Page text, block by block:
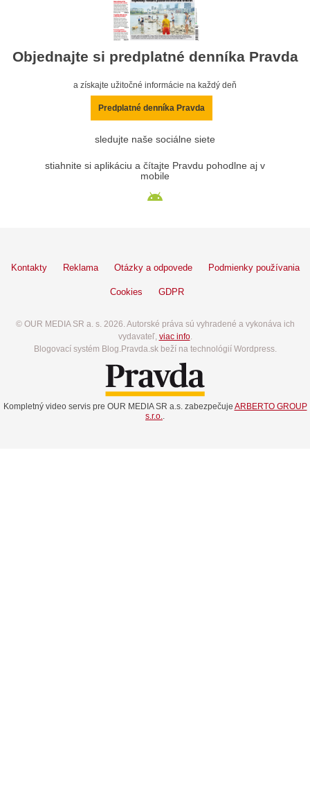
Objednajte si predplatné denníka Pravda
a získajte užitočné informácie na každý deň
Predplatné denníka Pravda
sledujte naše sociálne siete
stiahnite si aplikáciu a čítajte Pravdu pohodlne aj v
mobile
Kontakty Reklama Otázky a odpovede Podmienky používania
Cookies GDPR
© OUR MEDIA SR a. s. 2026. Autorské práva sú vyhradené a vykonáva ich
vydavateľ, viac info.
Blogovací systém Blog.Pravda.sk beží na technológií Wordpress.
Kompletný video servis pre OUR MEDIA SR a.s. zabezpečuje ARBERTO GROUP
s.r.o..